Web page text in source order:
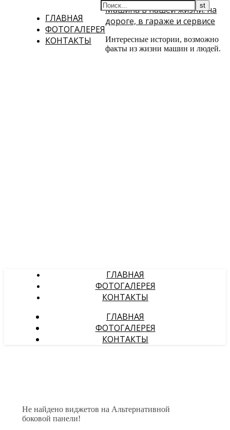
ГЛАВНАЯ
ФОТОГАЛЕРЕЯ
КОНТАКТЫ
Машина в нашей жизни: на
дороге, в гараже и сервисе
Интересные истории, возможно
факты из жизни машин и людей.
ГЛАВНАЯ
ФОТОГАЛЕРЕЯ
КОНТАКТЫ
ГЛАВНАЯ
ФОТОГАЛЕРЕЯ
КОНТАКТЫ
Не найдено виджетов на Альтернативной
боковой панели!